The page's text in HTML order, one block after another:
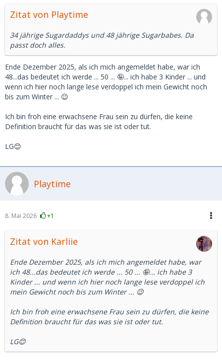
Zitat von Playtime
34 jährige Sugardaddys und 48 jährige Sugarbabes. Da
passt doch alles.
Ende Dezember 2025, als ich mich angemeldet habe, war ich
48...das bedeutet ich werde ... 50 ... 🤪... ich habe 3 Kinder ... und
wenn ich hier noch lange lese verdoppel ich mein Gewicht noch
bis zum Winter ... 😉
Ich bin froh eine erwachsene Frau sein zu dürfen, die keine
Definition braucht für das was sie ist oder tut.
LG😊
Playtime
8. Mai 2026 +1
Zitat von Karliie
Ende Dezember 2025, als ich mich angemeldet habe, war
ich 48...das bedeutet ich werde ... 50 ... 🤪... ich habe 3
Kinder ... und wenn ich hier noch lange lese verdoppel ich
mein Gewicht noch bis zum Winter ... 😉
Ich bin froh eine erwachsene Frau sein zu dürfen, die keine
Definition braucht für das was sie ist oder tut.
LG😊